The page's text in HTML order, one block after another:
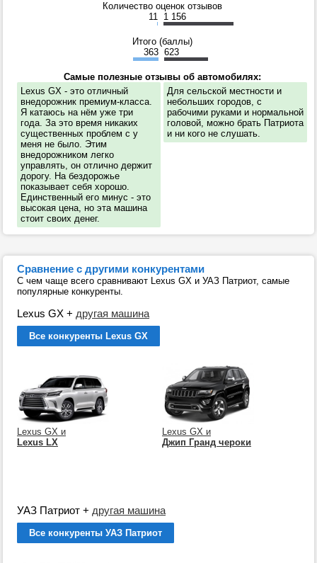
Количество оценок отзывов
11 1 156
Итого (баллы)
363 623
Самые полезные отзывы об автомобилях:
Lexus GX - это отличный
внедорожник премиум-класса.
Я катаюсь на нём уже три
года. За это время никаких
существенных проблем с у
меня не было. Этим
внедорожником легко
управлять, он отлично держит
дорогу. На бездорожье
показывает себя хорошо.
Единственный его минус - это
высокая цена, но эта машина
стоит своих денег.
Для сельской местности и
небольших городов, с
рабочими руками и нормальной
головой, можно брать Патриота
и ни кого не слушать.
Сравнение с другими конкурентами
С чем чаще всего сравнивают Lexus GX и УАЗ Патриот, самые
популярные конкуренты.
Lexus GX + другая машина
Все конкуренты Lexus GX
Lexus GX и
Lexus LX
Lexus GX и
Джип Гранд чероки
УАЗ Патриот + другая машина
Все конкуренты УАЗ Патриот